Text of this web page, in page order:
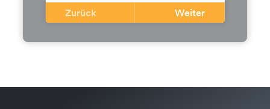
Zurück Weiter